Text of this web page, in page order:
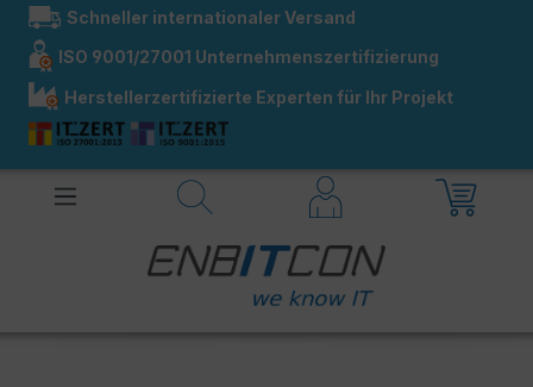
springen
Schneller internationaler Versand
ISO 9001/27001 Unternehmenszertifizierung
Herstellerzertifizierte Experten für Ihr Projekt